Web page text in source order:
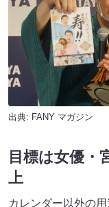
出典: FANY マガジン
目標は女優・
上
カレンダー以外の